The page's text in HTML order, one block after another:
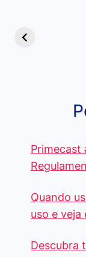
Diferença e
Primecast
Quando
uso e veja
Descubra